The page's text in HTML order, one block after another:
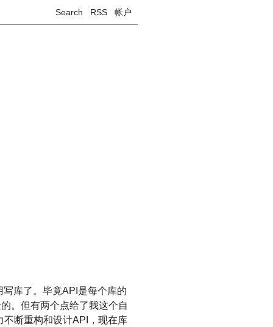
Search RSS 帐户
库了。毕竟API是每个库的
。但有两个点给了我这个自
断重构和设计API，现在库